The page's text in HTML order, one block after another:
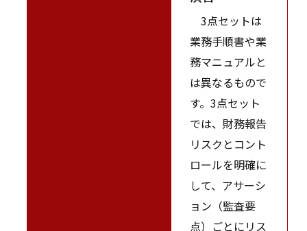
3点セットは
業務手順書や業
務マニュアルと
は異なるもので
す。3点セット
では、財務報告
リスクとコント
ロールを明確に
して、アサーシ
ョン（監査要
点）ごとにリス